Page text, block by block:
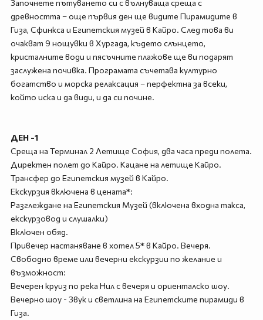
Започнете пътуването си с вълнуваща среща с
древността – още първия ден ще видите Пирамидите в
Гиза, Сфинкса и Египетския музей в Кайро. След това ви
очакват 9 нощувки в Хургада, където слънцето,
кристалните води и пясъчните плажове ще ви подарят
заслужена почивка. Програмата съчетава културно
богатство и морска релаксация – перфектна за всеки,
който иска и да види, и да си почине.
ДЕН -1
Среща на Терминал 2 Летище София, два часа преди полета.
Директен полет до Кайро. Кацане на летище Кайро.
Трансфер до Египетския музей в Кайро.
Екскурзия включена в цената*:
Разглеждане на Египетския Музей (включена входна такса,
екскурзовод и слушалки)
Включен обяд.
Привечер настаняване в хотел 5* в Кайро. Вечеря.
Свободно време или вечерни екскурзии по желание и
възможност:
Вечерен круиз по река Нил с вечеря и ориенталско шоу.
Вечерно шоу - Звук и светлина на Египетските пирамиди в
Гиза.